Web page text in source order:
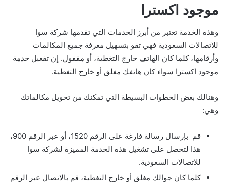
موجود اكسترا
وهذه الخدمة تعتبر من أبرز الخدمات التي تقدمها شركة سوا
للاتصالات السعودية فهي تقو بتسهيل معرفة جميع المكالمات
وأرقامها، كلما كان الهاتف خارج التغطية، أو مقفول. إن تفعيل خدمة
موجود اكسترا سواء كان هاتفك مغلق أو خارج التغطية.
وهنالك بعض الخطوات البسيطة التي تمكنك من تحويل مكالماتك
وهي:
قم بإرسال رسالة فارغة على الرقم 1520، أو عبر الرقم 900،
هذا لتحصل على تشغيل هذه الخدمة المميزة لشركة سوا
للاتصالات السعودية.
كلما كان جوالك مغلق أو خارج التغطية، قم بالاتصال عبر الرقم